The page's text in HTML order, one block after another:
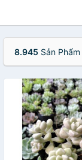
8.945 Sản Phẩm